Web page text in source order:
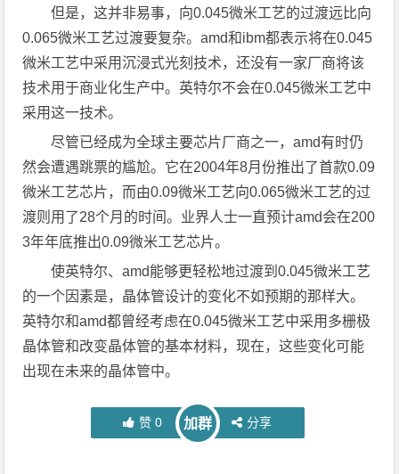
但是，这并非易事，向0.045微米工艺的过渡远比向
0.065微米工艺过渡要复杂。amd和ibm都表示将在0.045
微米工艺中采用沉浸式光刻技术，还没有一家厂商将该
技术用于商业化生产中。英特尔不会在0.045微米工艺中
采用这一技术。
尽管已经成为全球主要芯片厂商之一，amd有时仍
然会遭遇跳票的尴尬。它在2004年8月份推出了首款0.09
微米工艺芯片，而由0.09微米工艺向0.065微米工艺的过
渡则用了28个月的时间。业界人士一直预计amd会在200
3年年底推出0.09微米工艺芯片。
使英特尔、amd能够更轻松地过渡到0.045微米工艺
的一个因素是，晶体管设计的变化不如预期的那样大。
英特尔和amd都曾经考虑在0.045微米工艺中采用多栅极
晶体管和改变晶体管的基本材料，现在，这些变化可能
出现在未来的晶体管中。
赞 0 加群 分享